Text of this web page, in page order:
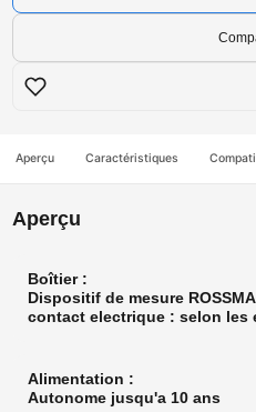
Aperçu Caractéristiques
Aperçu
Boîtier :
Dispositif de mesure
contact electrique : selon les
Alimentation :
Autonome jusqu'a 10 ans